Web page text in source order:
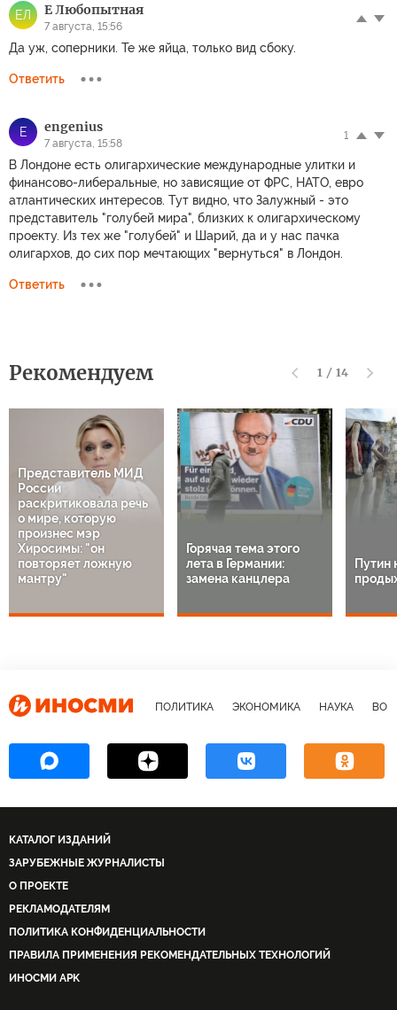
ЕЛ Е Любопытная
7 августа, 15:56
Да уж, соперники. Те же яйца, только вид сбоку.
Ответить
E engenius
7 августа, 15:58
1
В Лондоне есть олигархические международные улитки и
финансово-либеральные, но зависящие от ФРС, НАТО, евро
атлантических интересов. Тут видно, что Залужный - это
представитель "голубей мира", близких к олигархическому
проекту. Из тех же "голубей" и Шарий, да и у нас пачка
олигархов, до сих пор мечтающих "вернуться" в Лондон.
Ответить
Рекомендуем 1 / 14
Представитель МИД
России
раскритиковала речь
о мире, которую
произнес мэр
Хиросимы: "он
повторяет ложную
мантру"
Горячая тема этого
лета в Германии:
замена канцлера
Путин
ПОЛИТИКА ЭКОНОМИКА НАУКА
КАТАЛОГ ИЗДАНИЙ
ЗАРУБЕЖНЫЕ ЖУРНАЛИСТЫ
О ПРОЕКТЕ
РЕКЛАМОДАТЕЛЯМ
ПОЛИТИКА КОНФИДЕНЦИАЛЬНОСТИ
ПРАВИЛА ПРИМЕНЕНИЯ РЕКОМЕНДАТЕЛЬНЫХ ТЕХНОЛОГИЙ
ИНОСМИ APK